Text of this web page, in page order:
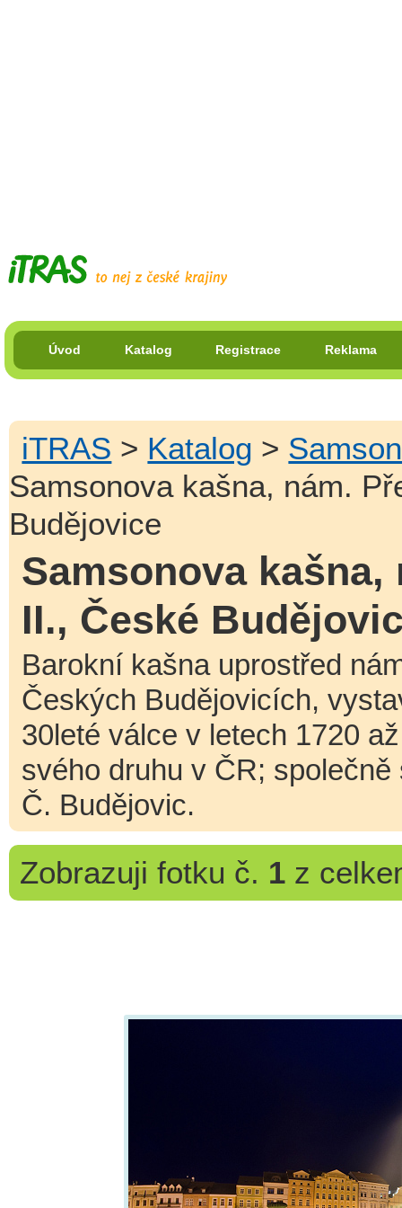
Úvod Katalog Registrace Reklama
iTRAS > Katalog >
Samsonova kašna, nám.
Budějovice
Samsonova
II., České
Barokní kašna uprostřed
Českých Budějovicích,
30leté válce v letech 1720
svého druhu v ČR;
Č. Budějovic.
Zobrazuji fotku č. 1z